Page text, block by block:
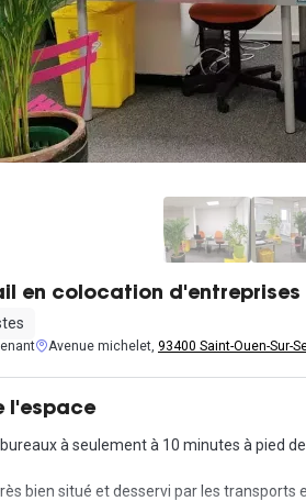
en colocation d'entreprises
Avenue michelet, 93400 Saint-Ouen-Sur-
l'espace
à seulement à 10 minutes à pied
bien situé et desservi par les transports